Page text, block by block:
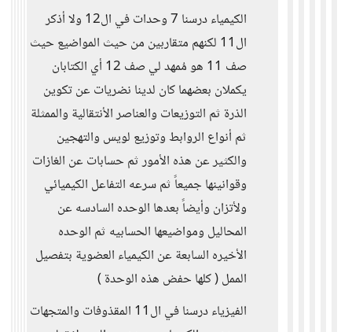
الكيمياء درسنا 7 وحدات في ال12 ولا أذكر
ال11 لكنهم متقاربين من حيث المواضيع حيث
صف 11 هو مُمهد لي صف 12 أي الكتابان
يكملان بعضهما كان لدينا نضريات عن تكوين
الذرة ثم التوزيعات والعناصر الأنتقالية والممثلة
ثم أنواع الروابط وتوزيع لويس والتهجين
والكثير عن هذه الأمور ثم حسابات عن الغازات
وقوانينها جميعاً ثم سرعه التفاعل الكيميائي
ولأتزان وأيضاً بعدها الوحده السادسه عن
المحاليل ومواضيعها الحسابيه ثم الوحده
الأخيره السابعة عن الكيمياء العضوية بتفصيل
الممل ( كلها حفض هذه الوحدة )
الفيزياء درسنا في ال11 المقذوفات والمتجهات